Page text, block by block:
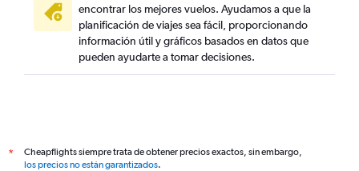
encontrar los mejores vuelos. Ayudamos a que la
planificación de viajes sea fácil, proporcionando
información útil y gráficos basados en datos que
pueden ayudarte a tomar decisiones.
*
Cheapflights siempre trata de obtener precios exactos, sin embargo,
los precios no están garantizados.